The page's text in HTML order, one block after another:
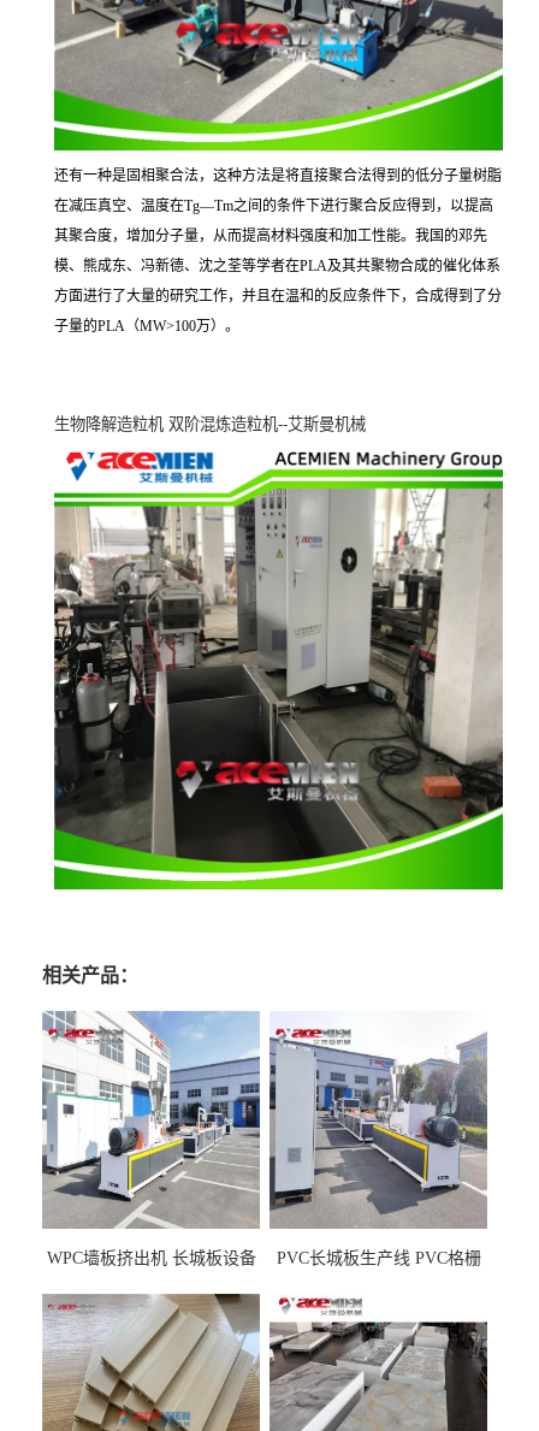
还有一种是固相聚合法，这种方法是将直接聚合法得到的低分子量树脂
在减压真空、温度在Tg—Tm之间的条件下进行聚合反应得到，以提高
其聚合度，增加分子量，从而提高材料强度和加工性能。我国的邓先
模、熊成东、冯新德、沈之荃等学者在PLA及其共聚物合成的催化体系
方面进行了大量的研究工作，并且在温和的反应条件下，合成得到了分
子量的PLA （MW>100万）。
生物降解造粒机 双阶混炼造粒机--艾斯曼机械
相关产品：
WPC墙板挤出机 长城板设备
PVC长城板生产线 PVC格栅